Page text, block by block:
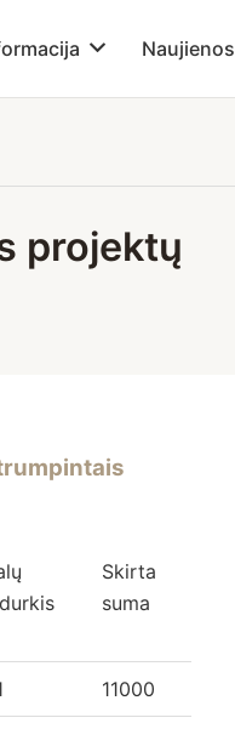
Naujienos
projektų
Skirta
suma
11000